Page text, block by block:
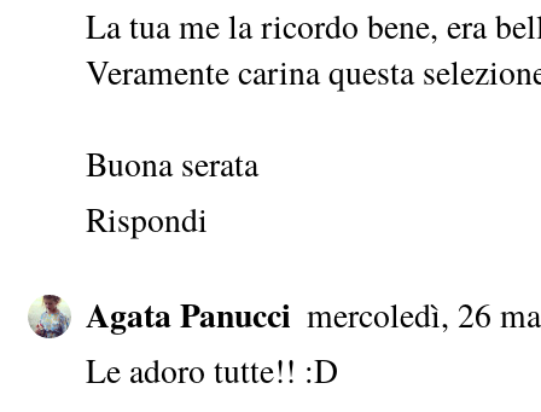
La tua me la ricordo bene, era
Veramente carina questa
Buona serata
Rispondi
Agata Panucci mercoledì, 26
Le adoro tutte!! :D